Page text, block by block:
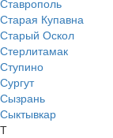
Ставрополь
Старая Купавна
Старый Оскол
Стерлитамак
Ступино
Сургут
Сызрань
Сыктывкар
Т